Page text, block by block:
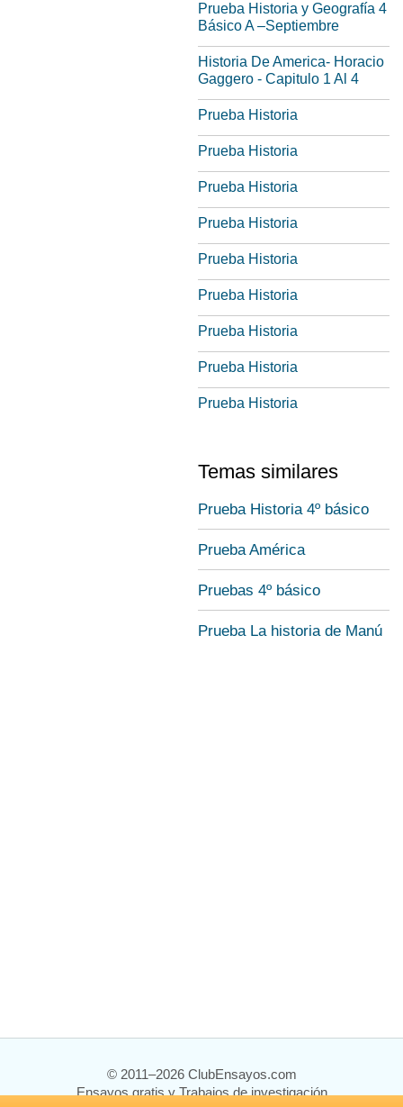
Prueba Historia y Geografía 4
Básico A –Septiembre
Historia De America- Horacio
Gaggero - Capitulo 1 Al 4
Prueba Historia
Prueba Historia
Prueba Historia
Prueba Historia
Prueba Historia
Prueba Historia
Prueba Historia
Prueba Historia
Prueba Historia
Temas similares
Prueba Historia 4º básico
Prueba América
Pruebas 4º básico
Prueba La historia de Manú
© 2011–2026 ClubEnsayos.com
Ensayos gratis y Trabajos de investigación